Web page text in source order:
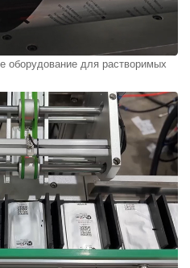
оборудование для растворимых